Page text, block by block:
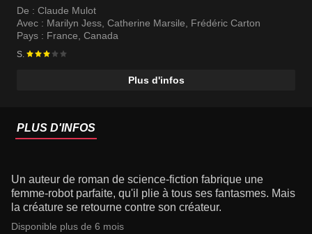
De : Claude Mulot
Avec : Marilyn Jess Catherine Marsile
Frédéric Carton
Pays : France Canada
S.
Plus d'infos
PLUS D'INFOS
Un auteur de roman de science-fiction fabrique une
femme-robot parfaite, qu'il plie à tous ses fantasmes. Mais
la créature se retourne contre son créateur.
Disponible plus de 6 mois